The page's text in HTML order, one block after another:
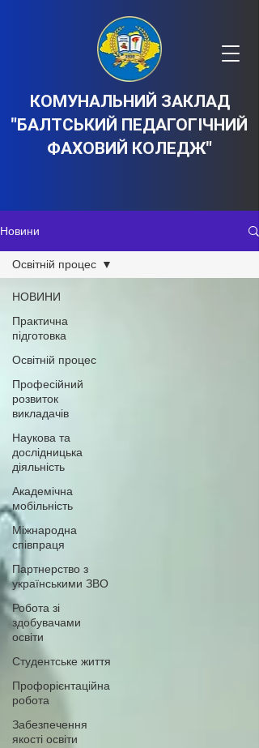
КОМУНАЛЬНИЙ ЗАКЛАД
"БАЛТСЬКИЙ ПЕДАГОГІЧНИЙ
ФАХОВИЙ КОЛЕДЖ"
Новини
НОВИНИ
Практична
підготовка
Освітній процес
Професійний
розвиток
викладачів
Наукова та
дослідницька
діяльність
Академічна
мобільність
Міжнародна
співпраця
Партнерство з
українськими ЗВО
Робота зі
здобувачами
освіти
Студентське життя
Профорієнтаційна
робота
Забезпечення
якості освіти
Освітній процес